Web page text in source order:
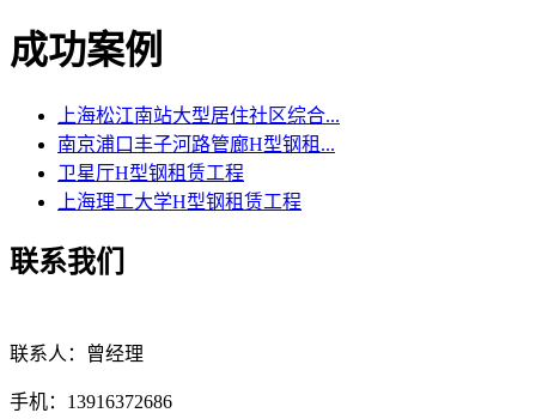
成功案例
上海松江南站大型居住社区综合...
南京浦口丰子河路管廊H型钢租...
卫星厅H型钢租赁工程
上海理工大学H型钢租赁工程
联系我们
联系人：曾经理
手机：13916372686